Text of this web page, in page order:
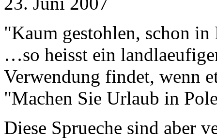
"Kaum gestohlen, schon
…so heisst ein
Verwendung findet, wenn
"Machen Sie Urlaub in
Diese Sprueche sind aber